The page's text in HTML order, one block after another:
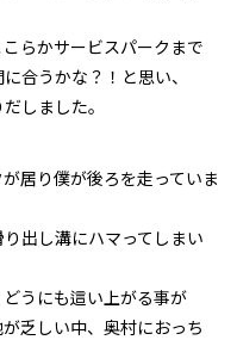
らかサービスパークまで
合うかな？！と思い、
しました。
居り僕が後ろを走っていま
出し溝にハマってしまい
うにも這い上がる事が
乏しい中、奥村におっち